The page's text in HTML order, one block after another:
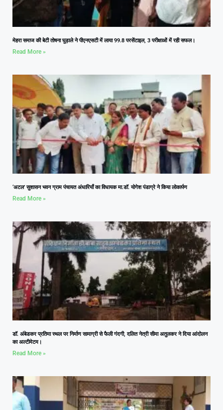
मेहरा समाज की बेटी तोषना घुड़ाले ने पीएनएसटी में लाया 99.8 परसेंटाइल, 3 परीक्षाओं में रही सफल।
Read More »
‘अटल’ सुशासन भवन ग्राम पंचायत अंधारियाँ का विधायक मा.डॉ. योगेश पंडाग्रे ने किया लोकार्पण
Read More »
डॉ. अंबेडकर प्रतिमा स्थल पर निर्माण सामाग्री से फैली गंदगी, दलित नेत्री सीमा अतुलकर ने दिया आंदोलन
का अल्टीमेटम।
Read More »